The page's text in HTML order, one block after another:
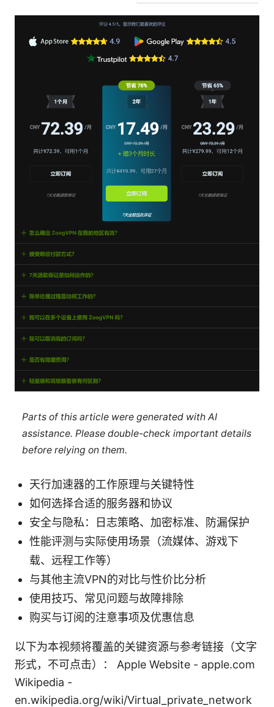
Parts of this article were generated with AI
assistance. Please double-check important details
before relying on them.
天行加速器的工作原理与关键特性
如何选择合适的服务器和协议
安全与隐私：日志策略、加密标准、防漏保护
性能评测与实际使用场景（流媒体、游戏下
载、远程工作等）
与其他主流VPN的对比与性价比分析
使用技巧、常见问题与故障排除
购买与订阅的注意事项及优惠信息
以下为本视频将覆盖的关键资源与参考链接（文字
形式，不可点击）： Apple Website - apple.com
Wikipedia -
en.wikipedia.org/wiki/Virtual_private_network